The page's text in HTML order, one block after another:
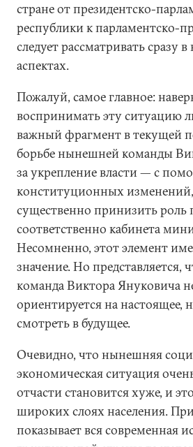
стране от президентско-
республики к парламентско-
следует рассматривать сразу
аспектах.
Пожалуй, самое главное:
воспринимать эту ситуацию
важный фрагмент в текущей
борьбе нынешней команды
за укрепление власти — с
конституционных
существенно принизить роль
соответственно кабинета
Несомненно, этот элемент
значение. Но представляется,
команда Виктора Януковича
ориентируется на настоящее,
смотреть в будущее.
Очевидно, что нынешняя
экономическая ситуация
отчасти становится хуже, и
широких слоях населения.
показывает вся современная